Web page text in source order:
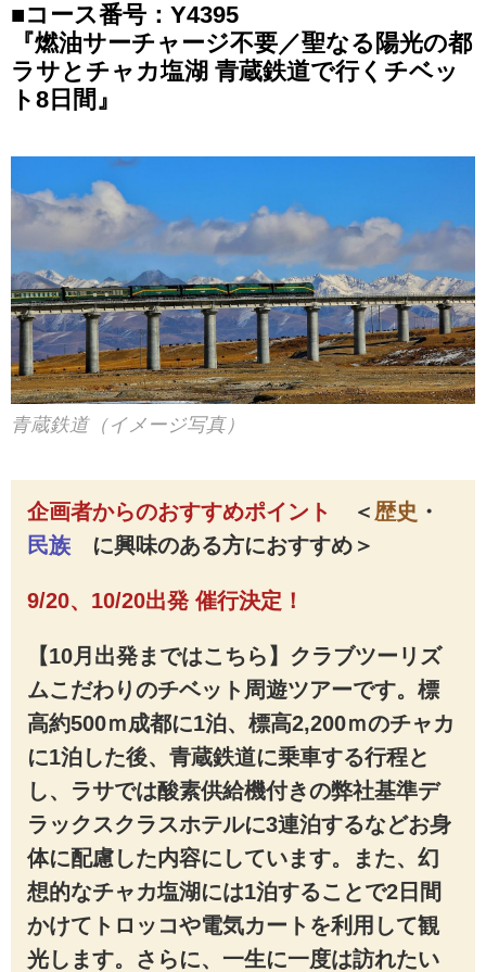
■コース番号：Y4395
『燃油サーチャージ不要／聖なる陽光の都
ラサとチャカ塩湖 青蔵鉄道で行くチベッ
ト8日間』
青蔵鉄道（イメージ写真）
企画者からのおすすめポイント ＜ 歴史 ・
民族
に興味のある方におすすめ＞
9/20、10/20出発 催行決定！
【10月出発まではこちら】クラブツーリズ
ムこだわりのチベット周遊ツアーです。標
高約500ｍ成都に1泊、標高2,200ｍのチャカ
に1泊した後、青蔵鉄道に乗車する行程と
し、ラサでは酸素供給機付きの弊社基準デ
ラックスクラスホテルに3連泊するなどお身
体に配慮した内容にしています。また、幻
想的なチャカ塩湖には1泊することで2日間
かけてトロッコや電気カートを利用して観
光します。さらに、一生に一度は訪れたい